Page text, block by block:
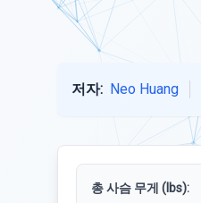
저자: Neo Huang
총 사슴 무게 (lbs):